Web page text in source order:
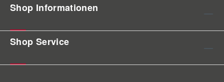
Shop Informationen
Shop Service